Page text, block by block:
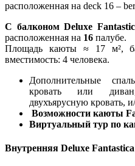
расположенная на deck 16 –
С балконом Deluxe
расположенная на 16 палубе.
Площадь каюты ≈ 17 м²,
вместимость: 4 человека.
Дополнительные
кровать или
двухъярусную кровать,
Возможности каюты
Виртуальный тур по
Внутренняя Deluxe